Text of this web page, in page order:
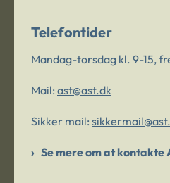
Telefontider
Mandag-torsdag kl. 9-15,
Mail: ast@ast.dk
Sikker mail:
Se mere om at kontakte